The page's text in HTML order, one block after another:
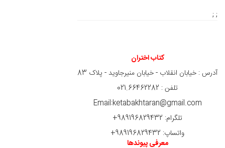
; ;
کتاب اختران
آدرس : خیابان انقلاب - خیابان منیرجاوید - پلاک 83
تلفن : 021.66462282
Email:ketabakhtaran@gmail.com
تلگرام: 989196829432+
واتساپ: 989196829432+
معرفی پیوندها